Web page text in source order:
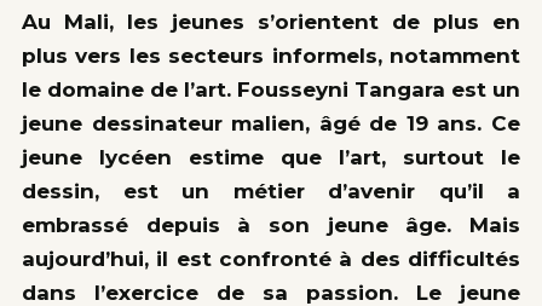
Au Mali, les jeunes s’orientent de plus en
plus vers les secteurs informels, notamment
le domaine de l’art. Fousseyni Tangara est un
jeune dessinateur malien, âgé de 19 ans. Ce
jeune lycéen estime que l’art, surtout le
dessin, est un métier d’avenir qu’il a
embrassé depuis à son jeune âge. Mais
aujourd’hui, il est confronté à des difficultés
dans l’exercice de sa passion. Le jeune